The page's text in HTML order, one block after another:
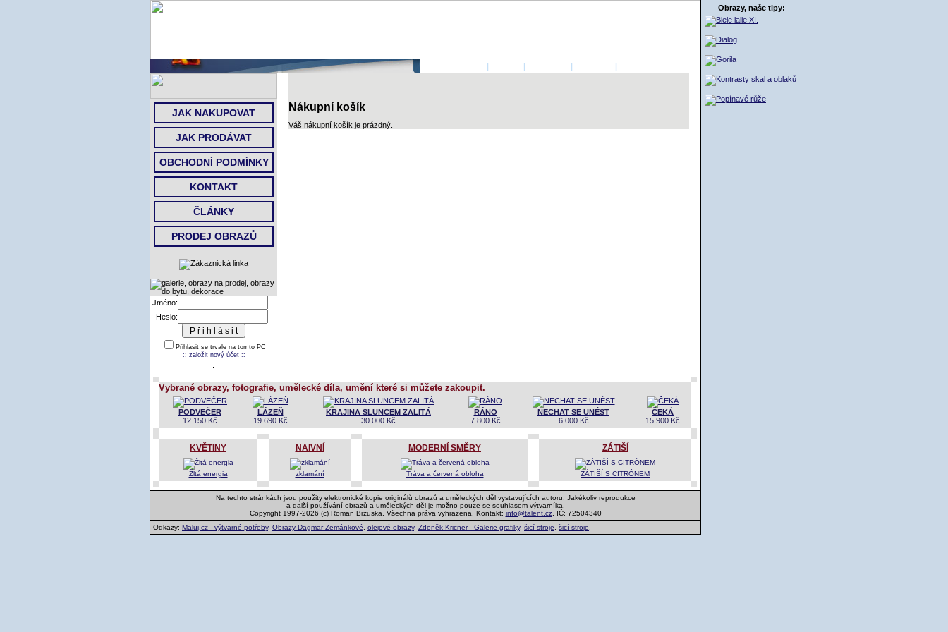
| | | |
JAK NAKUPOVAT
JAK PRODÁVAT
OBCHODNÍ PODMÍNKY
KONTAKT
ČLÁNKY
PRODEJ OBRAZŮ
Jméno:
Heslo:
Přihlásit se trvale na tomto PC
:: založit nový účet ::
Nákupní košík
Váš nákupní košík je prázdný.
Vybrané obrazy, fotografie, umělecké díla, umění které si můžete zakoupit.
PODVEČER
12 150 Kč
LÁZEŇ
19 690 Kč
KRAJINA SLUNCEM ZALITÁ
30 000 Kč
RÁNO
7 800 Kč
NECHAT SE UNÉST
6 000 Kč
ČEKÁ
15 900 Kč
KVĚTINY
Žltá energia
NAIVNÍ
zklamání
MODERNÍ SMĚRY
Tráva a červená obloha
ZÁTIŠÍ
ZÁTIŠÍ S CITRÓNEM
Na techto stránkách jsou použity elektronické kopie originálů obrazů a uměleckých děl vystavujících autoru. Jakékoliv reprodukce
a další používání obrazů a uměleckých děl je možno pouze se souhlasem výtvarníka.
Copyright 1997-2026 (c) Roman Brzuska. Všechna práva vyhrazena. Kontakt: info@talent.cz, IČ: 72504340
Odkazy: Maluj.cz - výtvarné potřeby, Obrazy Dagmar Zemánkové olejové obrazy, Zdeněk Kricner - Galerie grafiky, šicí stroje šicí stroje
Obrazy, naše tipy: